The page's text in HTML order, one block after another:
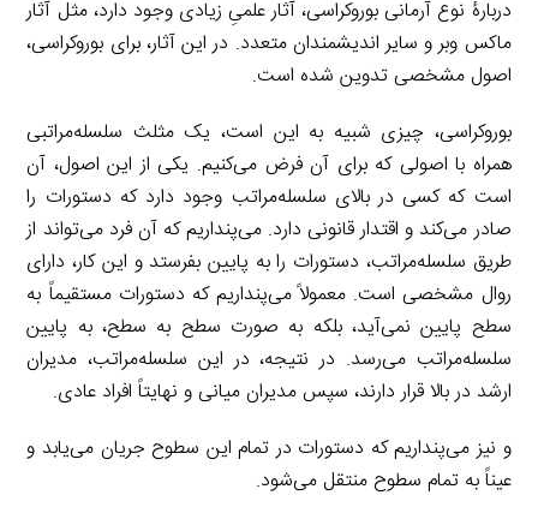
دربارۀ نوع آرمانی بوروکراسی، آثار علمیِ زیادی وجود دارد، مثل آثار
ماکس وبر و سایر اندیشمندان متعدد. در این آثار، برای بوروکراسی،
اصول مشخصی تدوین شده است.
بوروکراسی، چیزی شبیه به این است، یک مثلث سلسله‌مراتبی
همراه با اصولی که برای آن فرض می‌کنیم. یکی از این اصول، آن
است که کسی در بالای سلسله‌مراتب وجود دارد که دستورات را
صادر می‌کند و اقتدار قانونی دارد. می‌پنداریم که آن فرد می‌تواند از
طریق سلسله‌مراتب، دستورات را به پایین بفرستد و این کار، دارای
روال مشخصی است. معمولاً می‌پنداریم که دستورات مستقیماً به
سطح پایین نمی‌آید، بلکه به صورت سطح به سطح، به پایین
سلسله‌مراتب می‌رسد. در نتیجه، در این سلسله‌مراتب، مدیران
ارشد در بالا قرار دارند، سپس مدیران میانی و نهایتاً افراد عادی.
و نیز می‌پنداریم که دستورات در تمام این سطوح جریان می‌یابد و
عیناً به تمام سطوح منتقل می‌شود.